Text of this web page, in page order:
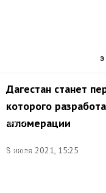
Дагестан станет
которого
агломерации
8 июля 2021, 15:25
Фото:
пресс-
Сулейман-